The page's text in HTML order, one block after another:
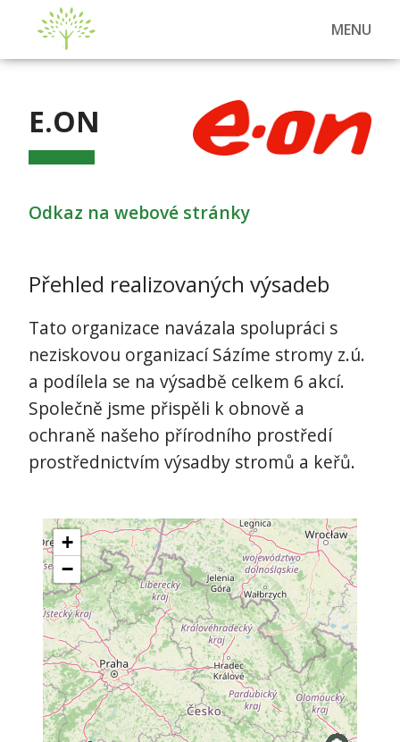
MENU
E.ON
Odkaz na webové stránky
Přehled realizovaných výsadeb
Tato organizace navázala spolupráci s
neziskovou organizací Sázíme stromy z.ú.
a podílela se na výsadbě celkem 6 akcí.
Společně jsme přispěli k obnově a
ochraně našeho přírodního prostředí
prostřednictvím výsadby stromů a keřů.
+
−